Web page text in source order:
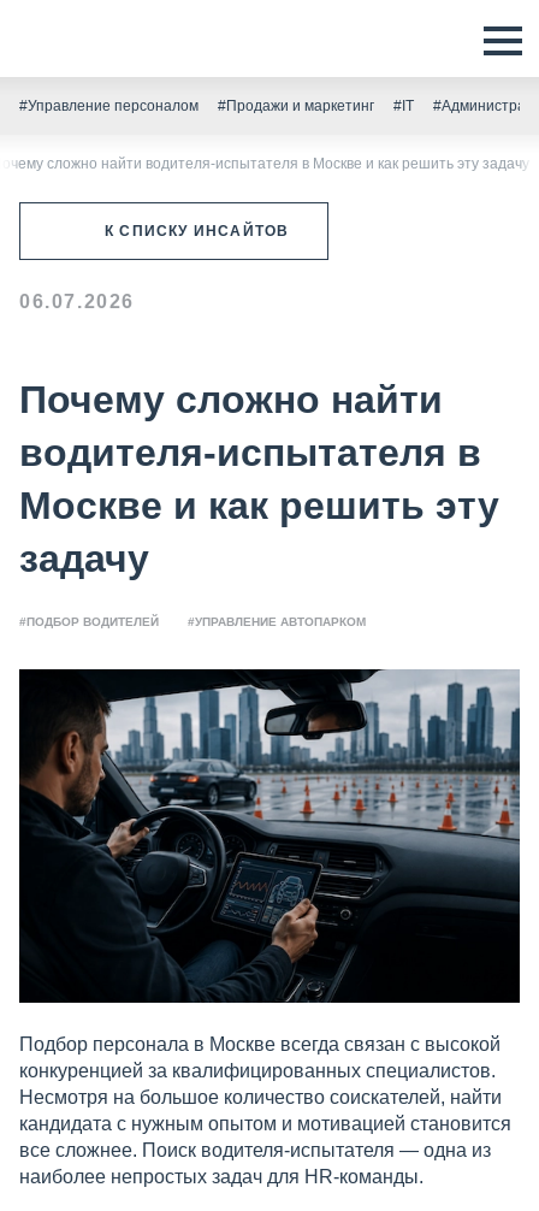
#Управление персоналом #Продажи и маркетинг #IT
сложно найти водителя-испытателя в Москве и как решить эту задачу
К СПИСКУ ИНСАЙТОВ
06.07.2026
Почему сложно найти
водителя-испытателя в
Москве и как решить эту
задачу
#ПОДБОР ВОДИТЕЛЕЙ #УПРАВЛЕНИЕ АВТОПАРКОМ
Подбор персонала в Москве всегда связан с высокой
конкуренцией за квалифицированных специалистов.
Несмотря на большое количество соискателей, найти
кандидата с нужным опытом и мотивацией становится
все сложнее. Поиск водителя-испытателя — одна из
наиболее непростых задач для HR-команды.